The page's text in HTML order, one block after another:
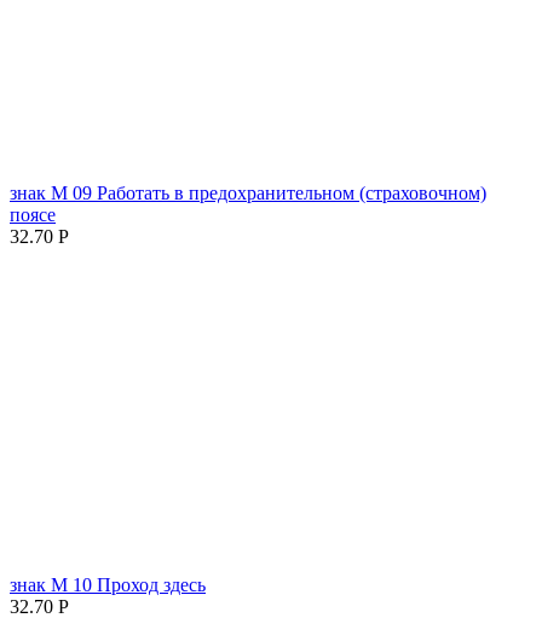
знак М 09 Работать в предохранительном (страховочном)
поясе
32.70 Р
знак М 10 Проход здесь
32.70 Р